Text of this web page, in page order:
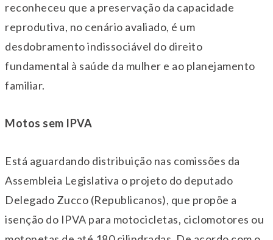
reconheceu que a preservação da capacidade
reprodutiva, no cenário avaliado, é um
desdobramento indissociável do direito
fundamental à saúde da mulher e ao planejamento
familiar.
Motos sem IPVA
Está aguardando distribuição nas comissões da
Assembleia Legislativa o projeto do deputado
Delegado Zucco (Republicanos), que propõe a
isenção do IPVA para motocicletas, ciclomotores ou